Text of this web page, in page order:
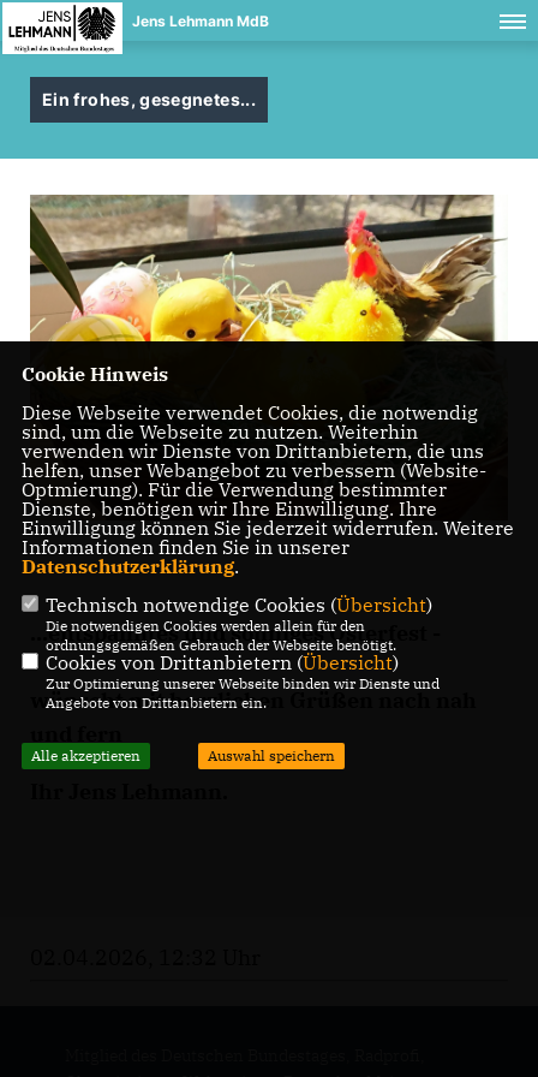
Jens Lehmann MdB
Ein frohes, gesegnetes...
...entspanntes und sonniges Osterfest -
wünscht mit herzlichen Grüßen nach nah
Cookie Hinweis
Diese Webseite verwendet Cookies, die notwendig
sind, um die Webseite zu nutzen. Weiterhin
verwenden wir Dienste von Drittanbietern, die uns
helfen, unser Webangebot zu verbessern (Website-
Optmierung). Für die Verwendung bestimmter
Dienste, benötigen wir Ihre Einwilligung. Ihre
Einwilligung können Sie jederzeit widerrufen. Weitere
Informationen finden Sie in unserer
Datenschutzerklärung.
Technisch notwendige Cookies (Übersicht)
Die notwendigen Cookies werden allein für den
ordnungsgemäßen Gebrauch der Webseite benötigt.
Cookies von Drittanbietern (Übersicht)
Zur Optimierung unserer Webseite binden wir Dienste und
Angebote von Drittanbietern ein.
Alle akzeptieren Auswahl speichern